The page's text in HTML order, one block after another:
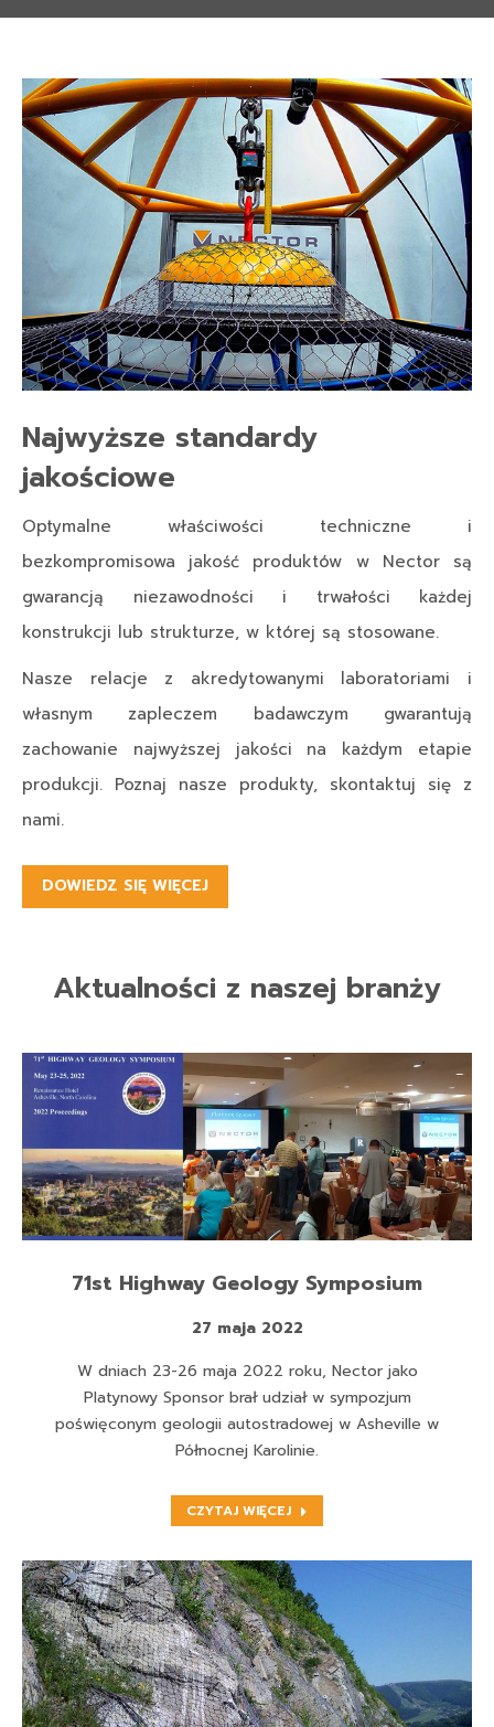
Najwyższe standardy
jakościowe
Optymalne właściwości techniczne i
bezkompromisowa jakość produktów w Nector są
gwarancją niezawodności i trwałości każdej
konstrukcji lub strukturze, w której są stosowane.
Nasze relacje z akredytowanymi laboratoriami i
własnym zapleczem badawczym gwarantują
zachowanie najwyższej jakości na każdym etapie
produkcji. Poznaj nasze produkty, skontaktuj się z
nami.
DOWIEDZ SIĘ WIĘCEJ
Aktualności z naszej branży
71st Highway Geology Symposium
27 maja 2022
W dniach 23-26 maja 2022 roku, Nector jako
Platynowy Sponsor brał udział w sympozjum
poświęconym geologii autostradowej w Asheville w
Północnej Karolinie.
CZYTAJ WIĘCEJ